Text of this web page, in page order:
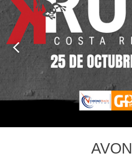
AVON